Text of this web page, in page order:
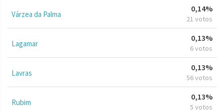
Várzea da Palma
0,14%
21 votos
Lagamar
0,13%
6 votos
Lavras
0,13%
56 votos
Rubim
0,13%
5 votos